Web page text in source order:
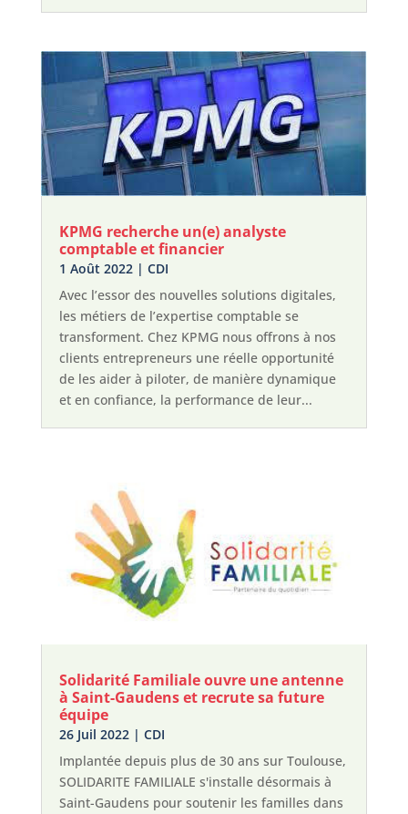
KPMG recherche un(e) analyste
comptable et financier
1 Août 2022| CDI
Avec l’essor des nouvelles solutions digitales,
les métiers de l’expertise comptable se
transforment. Chez KPMG nous offrons à nos
clients entrepreneurs une réelle opportunité
de les aider à piloter, de manière dynamique
et en confiance, la performance de leur...
Solidarité Familiale ouvre une antenne
à Saint-Gaudens et recrute sa future
équipe
26 Juil 2022| CDI
Implantée depuis plus de 30 ans sur Toulouse,
SOLIDARITE FAMILIALE s'installe désormais à
Saint-Gaudens pour soutenir les familles dans